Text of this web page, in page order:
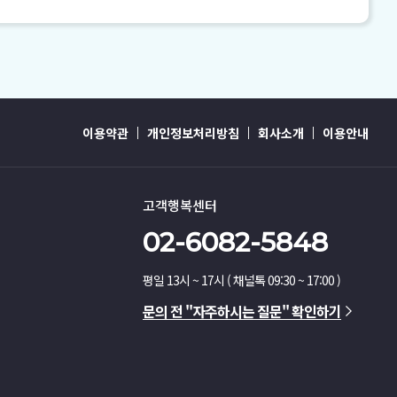
이용약관 개인정보처리방침 회사소개 이용안내
고객행복센터
02-6082-5848
평일 13시 ~ 17시 ( 채널톡 09:30 ~ 17:00 )
문의 전 "자주하시는 질문" 확인하기